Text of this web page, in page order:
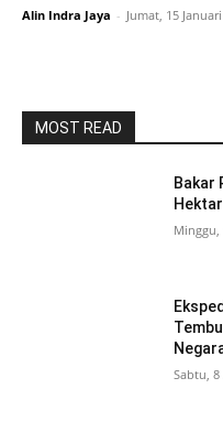
Alin Indra Jaya - Jumat, 15
MOST READ
Bakar
Minggu,
Sabtu, 8